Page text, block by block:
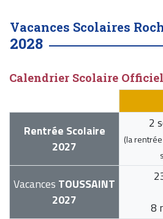
Vacances Scolaires
2028
Calendrier Scolaire
Rentrée Scolaire
2027
2
(la
Vacances TOUSSAINT
2027
8